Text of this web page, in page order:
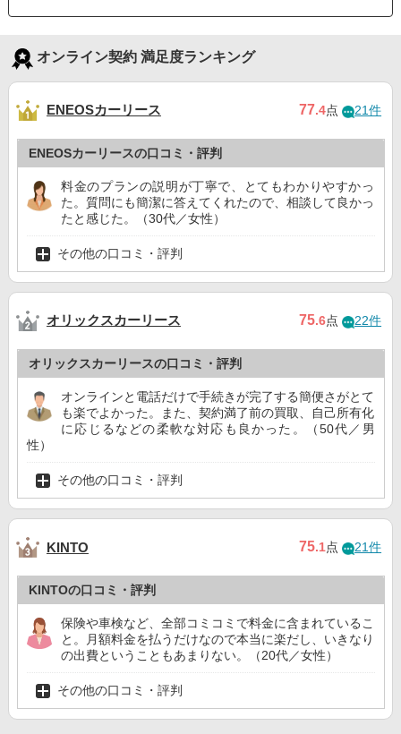
オンライン契約 満足度ランキング
ENEOSカーリース 77.4点 21件
ENEOSカーリースの口コミ・評判
料金のプランの説明が丁寧で、とてもわかりやすかっ
た。質問にも簡潔に答えてくれたので、相談して良かっ
たと感じた。（30代／女性）
その他の口コミ・評判
オリックスカーリース 75.6点 22件
オリックスカーリースの口コミ・評判
オンラインと電話だけで手続きが完了する簡便さがとて
も楽でよかった。また、契約満了前の買取、自己所有化
に応じるなどの柔軟な対応も良かった。（50代／男
性）
その他の口コミ・評判
KINTO 75.1点 21件
KINTOの口コミ・評判
保険や車検など、全部コミコミで料金に含まれているこ
と。月額料金を払うだけなので本当に楽だし、いきなり
の出費ということもあまりない。（20代／女性）
その他の口コミ・評判